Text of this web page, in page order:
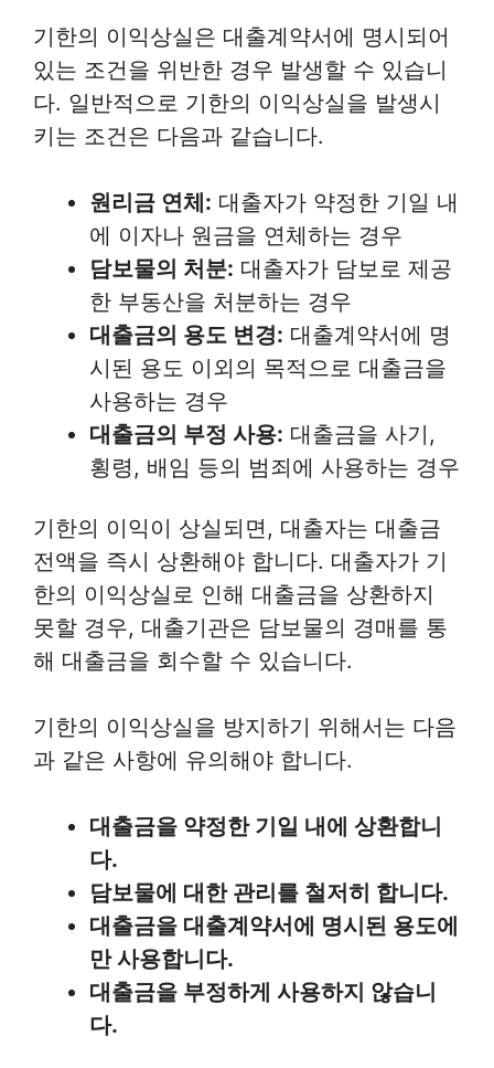
기한의 이익상실은 대출계약서에 명시되어
있는 조건을 위반한 경우 발생할 수 있습니
다. 일반적으로 기한의 이익상실을 발생시
키는 조건은 다음과 같습니다.
원리금 연체: 대출자가 약정한 기일 내
에 이자나 원금을 연체하는 경우
담보물의 처분: 대출자가 담보로 제공
한 부동산을 처분하는 경우
대출금의 용도 변경: 대출계약서에 명
시된 용도 이외의 목적으로 대출금을
사용하는 경우
대출금의 부정 사용: 대출금을 사기,
횡령, 배임 등의 범죄에 사용하는 경우
기한의 이익이 상실되면, 대출자는 대출금
전액을 즉시 상환해야 합니다. 대출자가 기
한의 이익상실로 인해 대출금을 상환하지
못할 경우, 대출기관은 담보물의 경매를 통
해 대출금을 회수할 수 있습니다.
기한의 이익상실을 방지하기 위해서는 다음
과 같은 사항에 유의해야 합니다.
대출금을 약정한 기일 내에 상환합니
다.
담보물에 대한 관리를 철저히 합니다.
대출금을 대출계약서에 명시된 용도에
만 사용합니다.
대출금을 부정하게 사용하지 않습니
다.